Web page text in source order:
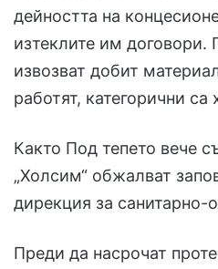
дейността на
изтеклите им договори.
извозват добит
работят, категорични
Както Под тепето вече
„Холсим“ обжалват
дирекция за санитарно-
Преди да насрочат